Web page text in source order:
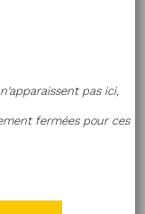
pas ici,
fermées pour ces